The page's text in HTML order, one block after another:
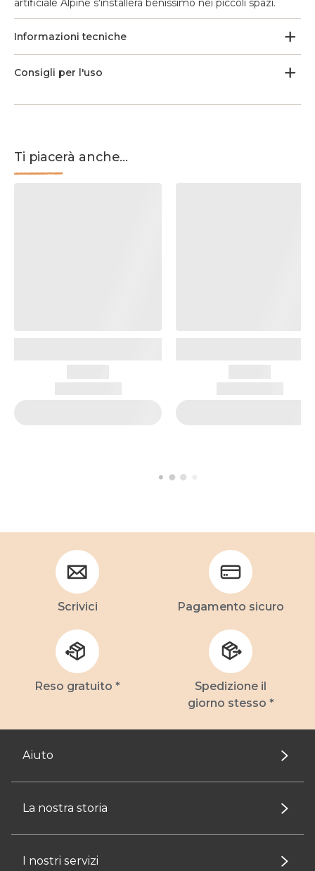
artificiale Alpine s'installerà benissimo nei piccoli spazi.
Informazioni tecniche
Consigli per l'uso
Ti piacerà anche...
Scrivici Pagamento sicuro
Reso gratuito *
Spedizione il
giorno stesso *
Aiuto
La nostra storia
I nostri servizi